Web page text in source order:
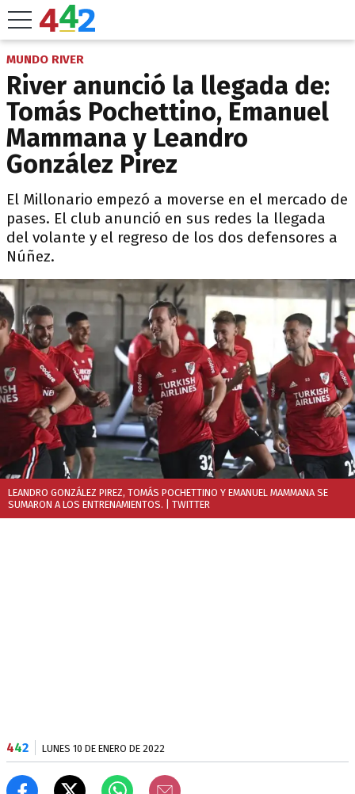
MUNDO RIVER
River anunció la llegada de:
Tomás Pochettino, Emanuel
Mammana y Leandro
González Pirez
El Millonario empezó a moverse en el mercado de
pases. El club anunció en sus redes la llegada
del volante y el regreso de los dos defensores a
Núñez.
LEANDRO GONZÁLEZ PIREZ, TOMÁS POCHETTINO Y EMANUEL MAMMANA SE
SUMARON A LOS ENTRENAMIENTOS. | TWITTER
442 LUNES 10 DE ENERO DE 2022